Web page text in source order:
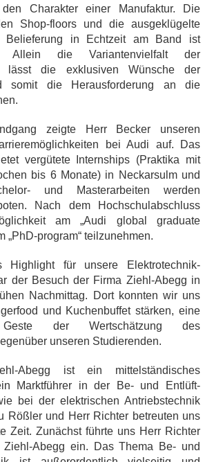
Charakter einer Manufaktur. Die
Shop-floors und die ausgeklügelte
Belieferung in Echtzeit am Band ist
Allein die Variantenvielfalt der
lässt die exklusiven Wünsche der
somit die Herausforderung an die
zeigte Herr Becker unseren
bei Audi auf. Das
vergütete Internships (Praktika mit
bis 6 Monate) in Neckarsulm und
und Masterarbeiten werden
Nach dem Hochschulabschluss
am „Audi global graduate
„PhD-program“ teilzunehmen.
Highlight für unsere Elektrotechnik-
der Besuch der Firma Ziehl-Abegg in
Nachmittag. Dort konnten wir uns
und Kuchenbuffet stärken, eine
Geste der Wertschätzung des
unseren Studierenden.
Abegg ist ein mittelständisches
Marktführer in der Be- und Entlüft-
bei der elektrischen Antriebstechnik
Rößler und Herr Richter betreuten uns
Zeit. Zunächst führte uns Herr Richter
Abegg ein. Das Thema Be- und